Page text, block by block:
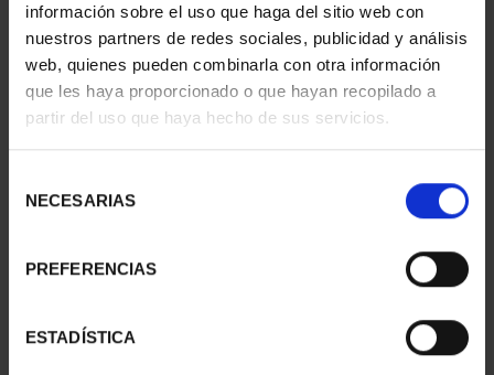
información sobre el uso que haga del sitio web con
nuestros partners de redes sociales, publicidad y análisis
web, quienes pueden combinarla con otra información
que les haya proporcionado o que hayan recopilado a
partir del uso que haya hecho de sus servicios.
NECESARIAS
PREFERENCIAS
ESTADÍSTICA
CITIES - CORDOBA
CITIES - BAEZA